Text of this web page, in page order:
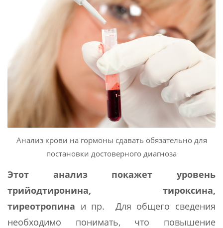
Анализ крови на гормоны сдавать обязательно для
постановки достоверного диагноза
Этот анализ покажет
уровень
трийодтиронина, тироксина,
тиреотропина и пр. Для общего сведения
необходимо понимать, что повышение